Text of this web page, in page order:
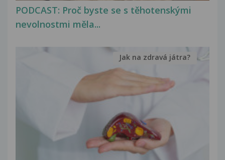
PODCAST: Proč byste se s těhotenskými
nevolnostmi měla...
Jak na zdravá játra?